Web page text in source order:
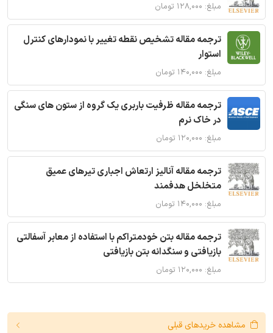
مبلغ: ۱۲۸,۰۰۰ تومان
ترجمه مقاله تشخیص نقطه تغییر با نمودارهای کنترل
استوار
مبلغ: ۱۴۰,۰۰۰ تومان
ترجمه مقاله ظرفیت باربری یک گروه از ستون های سنگی
در خاک نرم
مبلغ: ۱۲۰,۰۰۰ تومان
ترجمه مقاله آنالیز ارتعاش اجباری تیرهای عمیق
متخلخل هدفمند
مبلغ: ۱۴۰,۰۰۰ تومان
ترجمه مقاله بتن خودمتراکم با استفاده از معابر آسفالتی
بازیافتی و سنگدانه بتن بازیافتی
مبلغ: ۱۲۰,۰۰۰ تومان
مشاهده خریدهای قبلی